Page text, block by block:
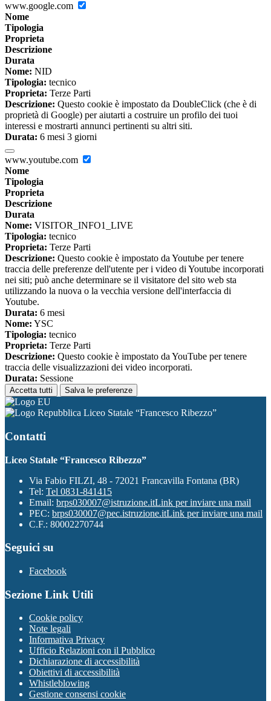
www.google.com
Nome
Tipologia
Proprieta
Descrizione
Durata
Nome: NID
Tipologia: tecnico
Proprieta: Terze Parti
Descrizione: Questo cookie è impostato da DoubleClick (che è di
proprietà di Google) per aiutarti a costruire un profilo dei tuoi
interessi e mostrarti annunci pertinenti su altri siti.
Durata: 6 mesi 3 giorni
www.youtube.com
Nome
Tipologia
Proprieta
Descrizione
Durata
Nome: VISITOR_INFO1_LIVE
Tipologia: tecnico
Proprieta: Terze Parti
Descrizione: Questo cookie è impostato da Youtube per tenere
traccia delle preferenze dell'utente per i video di Youtube incorporati
nei siti; può anche determinare se il visitatore del sito web sta
utilizzando la nuova o la vecchia versione dell'interfaccia di
Youtube.
Durata: 6 mesi
Nome: YSC
Tipologia: tecnico
Proprieta: Terze Parti
Descrizione: Questo cookie è impostato da YouTube per tenere
traccia delle visualizzazioni dei video incorporati.
Durata: Sessione
Accetta tutti Salva le preferenze
Liceo Statale “Francesco Ribezzo”
Contatti
Liceo Statale “Francesco Ribezzo”
Via Fabio FILZI, 48 - 72021 Francavilla Fontana (BR)
Tel: Tel 0831-841415
Email: brps030007@istruzione.itLink per inviare una mail
PEC: brps030007@pec.istruzione.itLink per inviare una mail
C.F.: 80002270744
Seguici su
Facebook
Sezione Link Utili
Cookie policy
Note legali
Informativa Privacy
Ufficio Relazioni con il Pubblico
Dichiarazione di accessibilità
Obiettivi di accessibilità
Whistleblowing
Gestione consensi cookie